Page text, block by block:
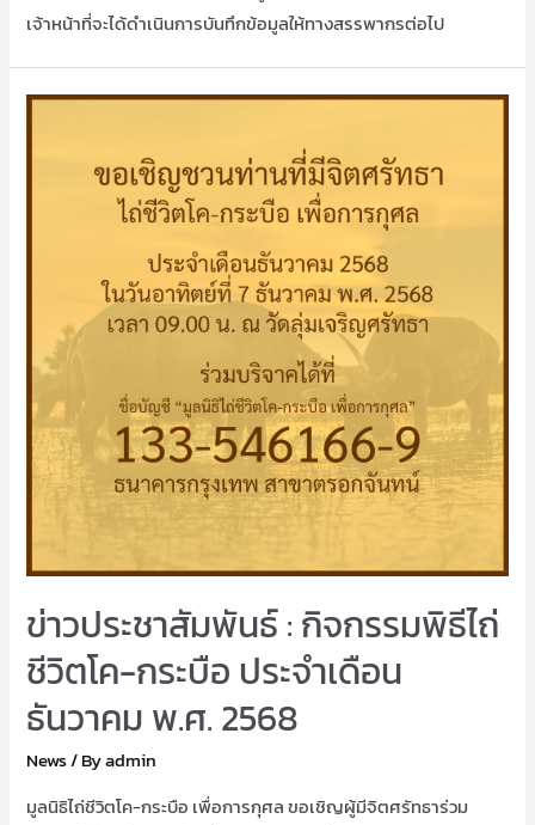
เจ้าหน้าที่จะได้ดำเนินการบันทึกข้อมูลให้ทางสรรพากรต่อไป
ข่าวประชาสัมพันธ์ : กิจกรรมพิธีไถ่
ชีวิตโค-กระบือ ประจำเดือน
ธันวาคม พ.ศ. 2568
News/ Byadmin
มูลนิธิไถ่ชีวิตโค-กระบือ เพื่อการกุศล ขอเชิญผู้มีจิตศรัทธาร่วม